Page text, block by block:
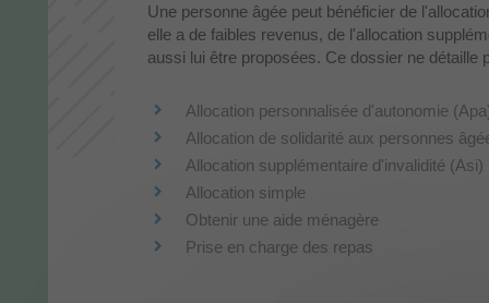
Une personne âgée peut bénéficier de
elle a de faibles revenus, de l'allocation
aussi lui être proposées. Ce dossier ne
Allocation personnalisée d'autonomie
Allocation de solidarité aux personnes
Allocation supplémentaire d'invalidité (Asi)
Allocation simple
Obtenir une aide ménagère
Prise en charge des repas